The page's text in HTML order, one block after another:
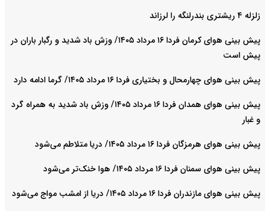
زلزله ۴ ریشتری بندرلنگه را لرزاند
پیش بینی هوای کرمان فردا ۱۶ مرداد ۱۴۰۵/ وزش باد شدید و رگبار باران در
پیش است
پیش بینی هوای چهارمحال و بختیاری فردا ۱۶ مرداد ۱۴۰۵/ گرما ادامه دارد
پیش بینی هوای همدان فردا ۱۶ مرداد ۱۴۰۵/ وزش باد شدید به همراه گرد
و غبار
پیش بینی هوای هرمزگان فردا ۱۶ مرداد ۱۴۰۵/ دریا متلاطم می‌شود
پیش بینی هوای سمنان فردا ۱۶ مرداد ۱۴۰۵/ هوا خنک‌تر می‌شود
پیش بینی هوای مازندران فردا ۱۶ مرداد ۱۴۰۵/ دریا از امشب مواج می‌شود